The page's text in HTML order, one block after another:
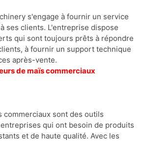
s'engage à fournir un service
ses clients. L'entreprise dispose
qui sont toujours prêts à répondre
à fournir un support technique
après-vente.
commerciaux sont des outils
qui ont besoin de produits
et de haute qualité. Avec les